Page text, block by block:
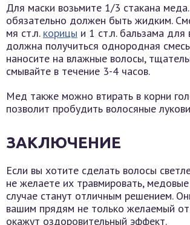
Для маски возьмите 1/3 стакана
обязательно должен быть жидким.
мя ст.л. корицы и 1 ст.л. бальзама для
должна получиться однородная
наносите на влажные волосы,
смывайте в течение 3-4 часов.
Мед также можно втирать в корни
позволит пробудить волосяные
ЗАКЛЮЧЕНИЕ
Если вы хотите сделать волосы
не желаете их травмировать,
случае станут отличным решением.
вашим прядям не только желаемый
окажут оздоровительный эффект.